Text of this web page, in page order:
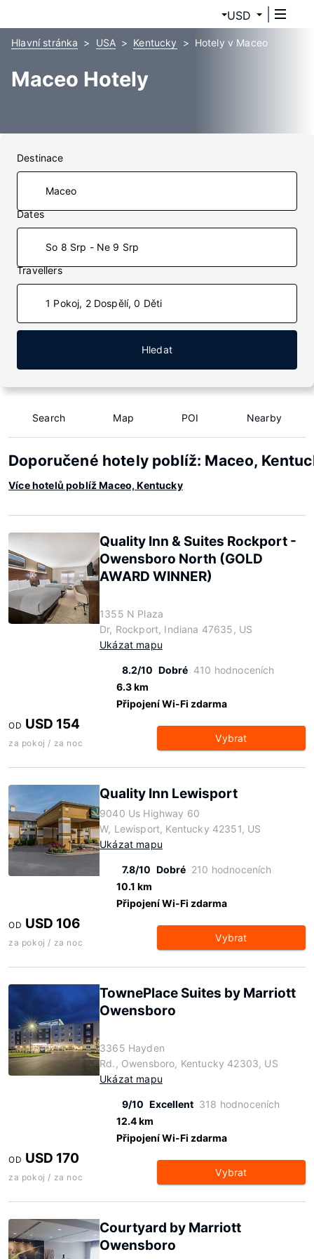
USD
Hlavní stránka USA Kentucky Hotely v Maceo
Maceo Hotely
Destinace
Dates
So 8 Srp - Ne 9 Srp
Travellers
1 Pokoj, 2 Dospělí, 0 Děti
Hledat
Search Map POI Nearby
Doporučené hotely poblíž: Maceo,
Více hotelů poblíž Maceo, Kentucky
Quality Inn & Suites Rockport -
Owensboro North (GOLD
AWARD WINNER)
1355 N Plaza
Dr, Rockport, Indiana 47635, US
Ukázat mapu
8.2/10 Dobré 410 hodnoceních
6.3 km
Připojení Wi-Fi zdarma
OD USD 154
za pokoj / za noc Vybrat
Quality Inn Lewisport
9040 Us Highway 60
W, Lewisport, Kentucky 42351, US
Ukázat mapu
7.8/10 Dobré 210 hodnoceních
10.1 km
Připojení Wi-Fi zdarma
OD USD 106
za pokoj / za noc Vybrat
TownePlace Suites by Marriott
Owensboro
3365 Hayden
Rd., Owensboro, Kentucky 42303, US
Ukázat mapu
9/10 Excellent 318 hodnoceních
12.4 km
Připojení Wi-Fi zdarma
OD USD 170
za pokoj / za noc Vybrat
Courtyard by Marriott
Owensboro